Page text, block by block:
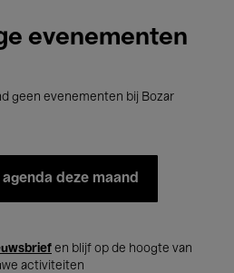
evenementen
geen evenementen bij Bozar
deze maand
en blijf op de hoogte van
activiteiten